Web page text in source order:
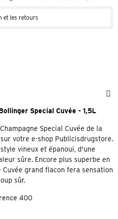
et les retours
Special Cuvée - 1,5L
Special Cuvée de la
votre e-shop Publicisdrugstore.
vineux et épanoui, d'une
sûre. Encore plus superbe en
Cuvée grand flacon fera sensation
sûr.
400